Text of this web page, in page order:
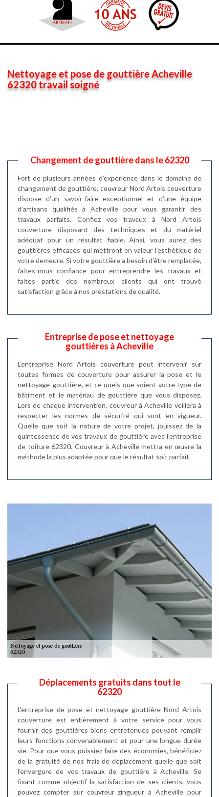
Nettoyage et pose de gouttière Acheville
62320 travail soigné
Changement de gouttière dans le 62320
Fort de plusieurs années d’expérience dans le domaine de
changement de gouttière, couvreur Nord Artois couverture
dispose d’un savoir-faire exceptionnel et d’une équipe
d’artisans qualifiés à Acheville pour vous garantir des
travaux parfaits. Confiez vos travaux à Nord Artois
couverture disposant des techniques et du matériel
adéquat pour un résultat fiable. Ainsi, vous aurez des
gouttières efficaces qui mettront en valeur l’esthétique de
votre demeure. Si votre gouttière a besoin d’être remplacée,
faites-nous confiance pour entreprendre les travaux et
faites partie des nombreux clients qui ont trouvé
satisfaction grâce à nos prestations de qualité.
Entreprise de pose et nettoyage
gouttières à Acheville
L’entreprise Nord Artois couverture peut intervenir sur
toutes formes de couverture pour assurer la pose et le
nettoyage gouttière, et ce quels que soient votre type de
bâtiment et le matériau de gouttière que vous disposez.
Lors de chaque intervention, couvreur à Acheville veillera à
respecter les normes de sécurité qui sont en vigueur.
Quelle que soit la nature de votre projet, jouissez de la
quintessence de vos travaux de gouttière avec l’entreprise
de toiture 62320. Couvreur à Acheville mettra en œuvre la
méthode la plus adaptée pour que le résultat soit parfait.
Déplacements gratuits dans tout le
62320
L’entreprise de pose et nettoyage gouttière Nord Artois
couverture est entièrement à votre service pour vous
fournir des gouttières biens entretenues pouvant remplir
leurs fonctions convenablement et pour une longue durée
vie. Pour que vous puissiez faire des économies, bénéficiez
de la gratuité de nos frais de déplacement quelle que soit
l’envergure de vos travaux de gouttière à Acheville. Se
fixant comme objectif la satisfaction de ses clients, vous
pouvez compter sur couvreur zingueur à Acheville pour